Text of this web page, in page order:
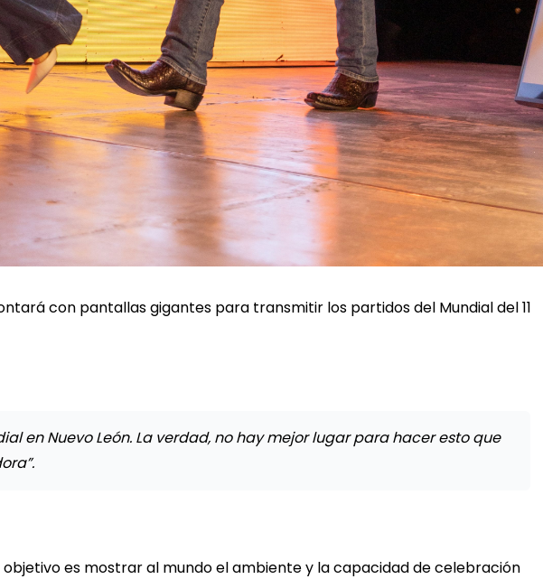
con pantallas gigantes para transmitir los partidos del Mundial del 11
en Nuevo León. La verdad, no hay mejor lugar para hacer esto que
es mostrar al mundo el ambiente y la capacidad de celebración